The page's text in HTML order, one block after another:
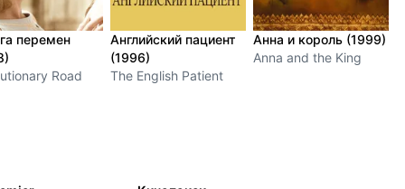
перемен
Road
Английский пациент
(1996)
The English Patient
Анна и король (1999)
Anna and the King